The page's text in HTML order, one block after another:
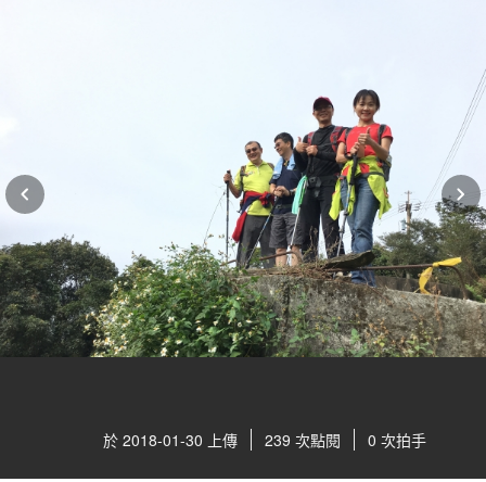
於 2018-01-30 上傳 239 次點閱 0 次拍手